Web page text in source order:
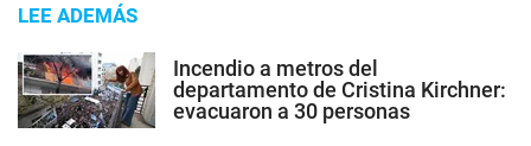
LEE ADEMÁS
Incendio a metros del
departamento de Cristina Kirchner:
evacuaron a 30 personas